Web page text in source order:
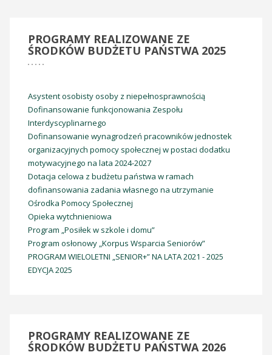
PROGRAMY REALIZOWANE ZE
ŚRODKÓW BUDŻETU PAŃSTWA 2025
Asystent osobisty osoby z niepełnosprawnością
Dofinansowanie funkcjonowania Zespołu
Interdyscyplinarnego
Dofinansowanie wynagrodzeń pracowników jednostek
organizacyjnych pomocy społecznej w postaci dodatku
motywacyjnego na lata 2024-2027
Dotacja celowa z budżetu państwa w ramach
dofinansowania zadania własnego na utrzymanie
Ośrodka Pomocy Społecznej
Opieka wytchnieniowa
Program „Posiłek w szkole i domu”
Program osłonowy „Korpus Wsparcia Seniorów”
PROGRAM WIELOLETNI „SENIOR+” NA LATA 2021 - 2025
EDYCJA 2025
PROGRAMY REALIZOWANE ZE
ŚRODKÓW BUDŻETU PAŃSTWA 2026